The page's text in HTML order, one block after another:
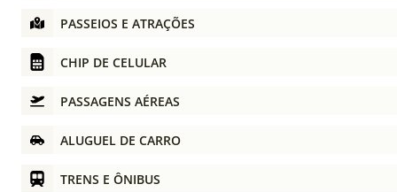
PASSEIOS E ATRAÇÕES
CHIP DE CELULAR
PASSAGENS AÉREAS
ALUGUEL DE CARRO
TRENS E ÔNIBUS